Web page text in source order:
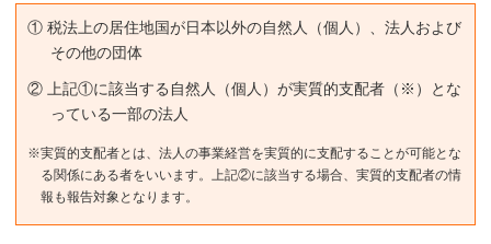
① 税法上の居住地国が日本以外の自然人（個人）、法人および
その他の団体
② 上記①に該当する自然人（個人）が実質的支配者（※）とな
っている一部の法人
※実質的支配者とは、法人の事業経営を実質的に支配することが可能とな
る関係にある者をいいます。上記②に該当する場合、実質的支配者の情
報も報告対象となります。